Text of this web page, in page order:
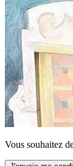
Vous souhaitez